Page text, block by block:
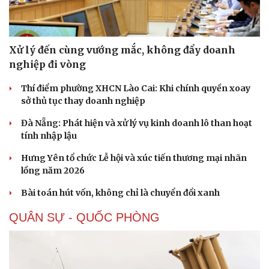
Xử lý đến cùng vướng mắc, không đẩy doanh
nghiệp đi vòng
Thí điểm phường XHCN Lào Cai: Khi chính quyền xoay
sở thủ tục thay doanh nghiệp
Đà Nẵng: Phát hiện và xử lý vụ kinh doanh lô than hoạt
tính nhập lậu
Hưng Yên tổ chức Lễ hội và xúc tiến thương mại nhãn
lồng năm 2026
Bài toán hút vốn, không chỉ là chuyển đổi xanh
QUÂN SỰ - QUỐC PHÒNG